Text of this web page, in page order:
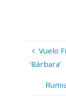
Vuelo
‘Bárbara’